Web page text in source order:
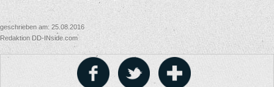
geschrieben am: 25.08.2016
Redaktion DD-INside.com